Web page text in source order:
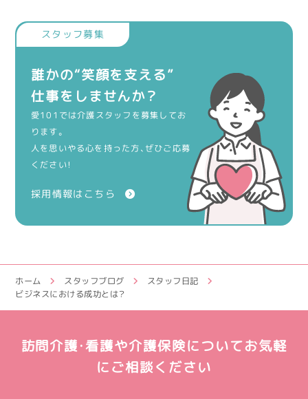
誰かの“笑顔を支える”
仕事をしませんか？
愛101では介護スタッフを募集してお
ります。
人を思いやる心を持った方、ぜひご応募
ください！
採用情報はこちら
ホーム スタッフブログ
スタッフ日記
ビジネスにおける成功とは？
訪問介護・看護や介護保険についてお気軽
にご相談ください